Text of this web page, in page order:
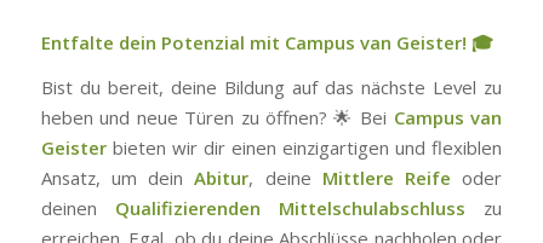
Entfalte dein Potenzial mit Campus van Geister! 🎓
Bist du bereit, deine Bildung auf das nächste Level zu
heben und neue Türen zu öffnen? 🌟 Bei Campus van
Geisterbieten wir dir einen einzigartigen und flexiblen
Ansatz, um deinAbitur, deine Mittlere Reife oder
deinen Qualifizierenden Mittelschulabschluss zu